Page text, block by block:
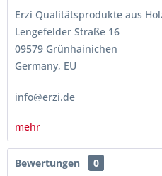
Erzi Qualitätsprodukte aus
Lengefelder Straße 16
09579 Grünhainichen
Germany, EU
info@erzi.de
mehr
Bewertungen
0